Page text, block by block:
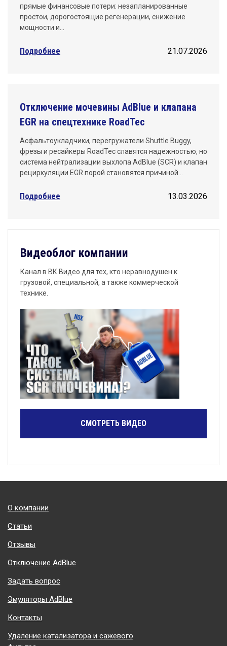
прямые финансовые потери: незапланированные
простои, дорогостоящие регенерации, снижение
мощности и…
21.07.2026
Подробнее
Отключение мочевины AdBlue и клапана
EGR на спецтехнике RoadTec
Асфальтоукладчики, перегружатели Shuttle Buggy,
фрезы и ресайкеры RoadTec славятся надежностью, но
система нейтрализации выхлопа AdBlue (SCR) и клапан
рециркуляции EGR порой становятся причиной…
13.03.2026
Подробнее
Видеоблог компании
Канал в ВК Видео для тех, кто неравнодушен к
грузовой, специальной, а также коммерческой
технике.
СМОТРЕТЬ ВИДЕО
Подвал
О компании
Статьи
Отзывы
Отключение AdBlue
Задать вопрос
Эмуляторы AdBlue
Контакты
Удаление катализатора и сажевого